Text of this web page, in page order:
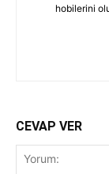
hobilerini
CEVAP VER